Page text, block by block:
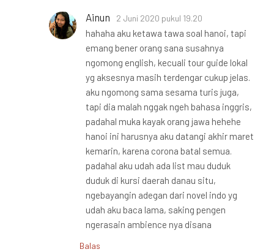
Ainun 2 Juni 2020 pukul 19.20
hahaha aku ketawa tawa soal hanoi, tapi
emang bener orang sana susahnya
ngomong english, kecuali tour guide lokal
yg aksesnya masih terdengar cukup jelas.
aku ngomong sama sesama turis juga,
tapi dia malah nggak ngeh bahasa inggris,
padahal muka kayak orang jawa hehehe
hanoi ini harusnya aku datangi akhir maret
kemarin, karena corona batal semua.
padahal aku udah ada list mau duduk
duduk di kursi daerah danau situ,
ngebayangin adegan dari novel indo yg
udah aku baca lama, saking pengen
ngerasain ambience nya disana
Balas